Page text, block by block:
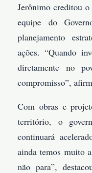
Jerônimo creditou
equipe do
planejamento
ações. “Quando
diretamente no
compromisso”,
Com obras e
território, o
continuará
ainda temos muito
não para”,